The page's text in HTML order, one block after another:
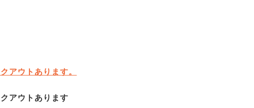
アウトあります。
アウトあります